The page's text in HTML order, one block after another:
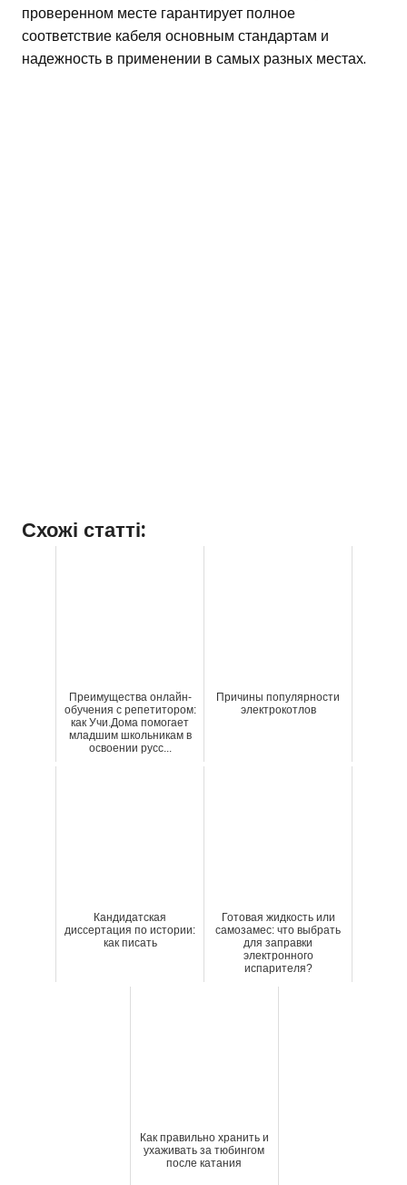
проверенном месте гарантирует полное
соответствие кабеля основным стандартам и
надежность в применении в самых разных местах.
Схожі статті:
Преимущества онлайн-
обучения с репетитором:
как Учи.Дома помогает
младшим школьникам в
освоении русс...
Причины популярности
электрокотлов
Кандидатская
диссертация по истории:
как писать
Готовая жидкость или
самозамес: что выбрать
для заправки
электронного
испарителя?
Как правильно хранить и
ухаживать за тюбингом
после катания